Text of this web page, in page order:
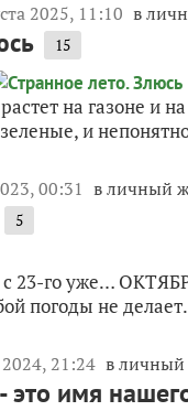
2025, 11:10 в
15
на газоне
зеленые, и
00:31 в личный
5
го уже…
погоды не
21:24 в
это имя